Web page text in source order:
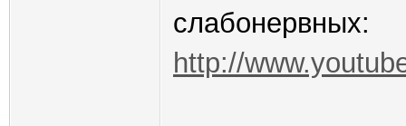
слабонервных:
http://